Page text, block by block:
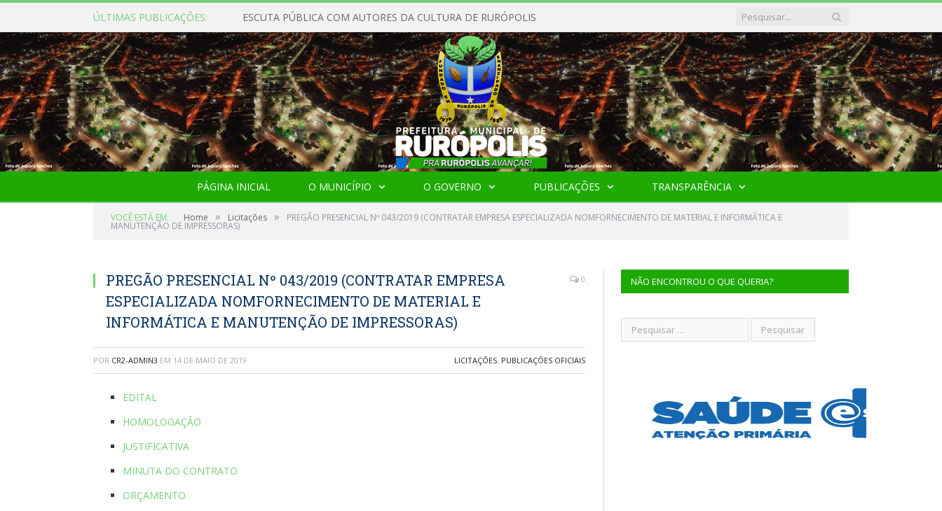
ÚLTIMAS PUBLICAÇÕES: ESCUTA PÚBLICA COM AUTORES DA CULTURA DE RURÓPOLIS
PÁGINA INICIAL O MUNICÍPIO O GOVERNO PUBLICAÇÕES TRANSPARÊNCIA
VOCÊ ESTÁ EM: Home » Licitações » PREGÃO PRESENCIAL Nº 043/2019 (CONTRATAR EMPRESA ESPECIALIZADA NOMFORNECIMENTO DE MATERIAL E INFORMÁTICA E
MANUTENÇÃO DE IMPRESSORAS)
PREGÃO PRESENCIAL Nº 043/2019 (CONTRATAR EMPRESA
ESPECIALIZADA NOMFORNECIMENTO DE MATERIAL E
INFORMÁTICA E MANUTENÇÃO DE IMPRESSORAS)
0
POR CR2-ADMIN3 EM 14 DE MAIO DE 2019 LICITAÇÕES, PUBLICAÇÕES OFICIAIS
EDITAL
HOMOLOGAÇÃO
JUSTIFICATIVA
MINUTA DO CONTRATO
ORÇAMENTO
NÃO ENCONTROU O QUE QUERIA?